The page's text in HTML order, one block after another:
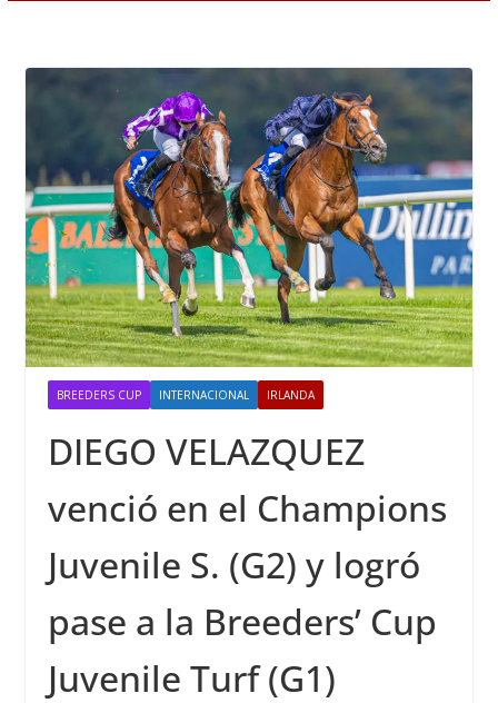
BREEDERS CUP INTERNACIONAL IRLANDA
DIEGO VELAZQUEZ
venció en el Champions
Juvenile S. (G2) y logró
pase a la Breeders’ Cup
Juvenile Turf (G1)